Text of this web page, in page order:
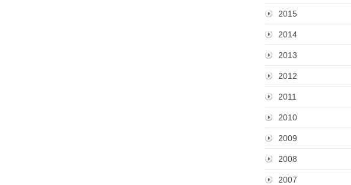
2015
2014
2013
2012
2011
2010
2009
2008
2007